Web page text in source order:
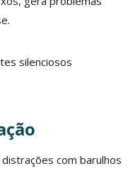
silenciosos
com barulhos